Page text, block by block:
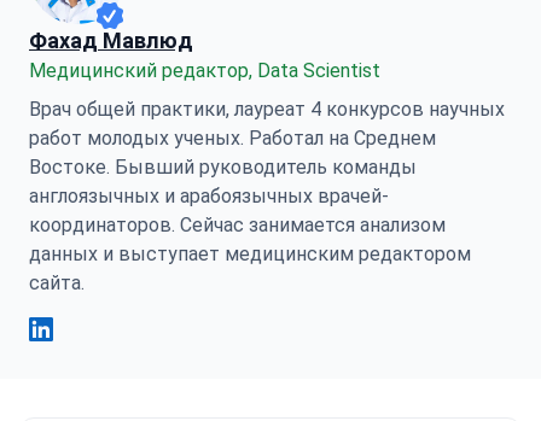
Фахад Мавлюд
Медицинский редактор, Data Scientist
Врач общей практики, лауреат 4 конкурсов научных
работ молодых ученых. Работал на Среднем
Востоке. Бывший руководитель команды
англоязычных и арабоязычных врачей-
координаторов. Сейчас занимается анализом
данных и выступает медицинским редактором
сайта.